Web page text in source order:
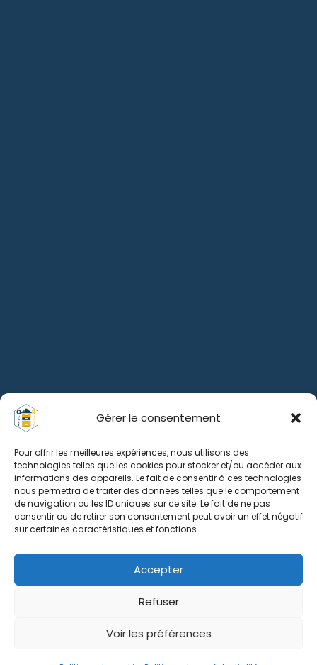
Gérer le consentement
Pour offrir les meilleures expériences, nous utilisons des
technologies telles que les cookies pour stocker et/ou accéder aux
informations des appareils. Le fait de consentir à ces technologies
nous permettra de traiter des données telles que le comportement
de navigation ou les ID uniques sur ce site. Le fait de ne pas
consentir ou de retirer son consentement peut avoir un effet négatif
sur certaines caractéristiques et fonctions.
Accepter
Refuser
Voir les préférences